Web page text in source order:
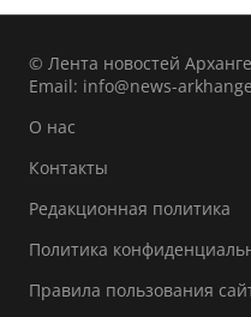
© Лента новостей
Email: info@news-
О нас
Контакты
Редакционная политика
Политика
Правила пользования